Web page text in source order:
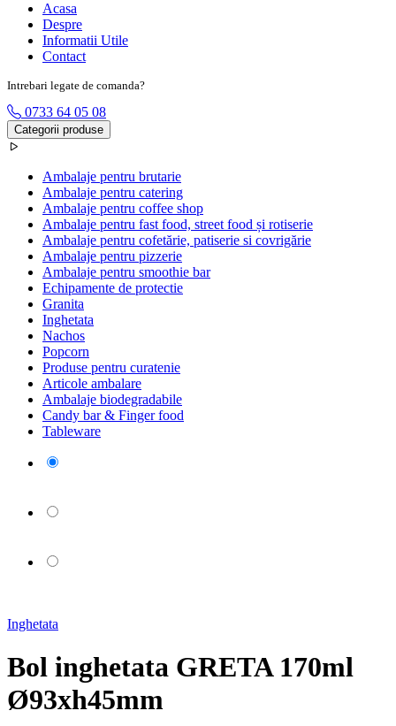
Acasa
Despre
Informatii Utile
Contact
Intrebari legate de comanda?
0733 64 05 08
Categorii produse
Ambalaje pentru brutarie
Ambalaje pentru catering
Ambalaje pentru coffee shop
Ambalaje pentru fast food, street food și rotiserie
Ambalaje pentru cofetărie, patiserie si covrigărie
Ambalaje pentru pizzerie
Ambalaje pentru smoothie bar
Echipamente de protectie
Granita
Inghetata
Nachos
Popcorn
Produse pentru curatenie
Articole ambalare
Ambalaje biodegradabile
Candy bar & Finger food
Tableware
Inghetata
Bol inghetata GRETA 170ml
Ø93xh45mm